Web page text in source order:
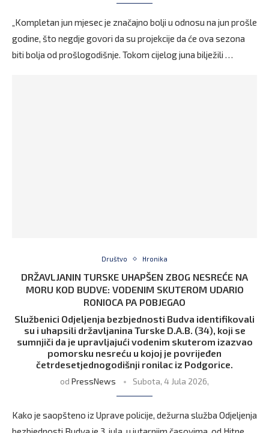
„Kompletan jun mjesec je značajno bolji u odnosu na jun prošle
godine, što negdje govori da su projekcije da će ova sezona
biti bolja od prošlogodišnje. Tokom cijelog juna bilježili …
Društvo Hronika
DRŽAVLJANIN TURSKE UHAPŠEN ZBOG NESREĆE NA
MORU KOD BUDVE: VODENIM SKUTEROM UDARIO
RONIOCA PA POBJEGAO
Službenici Odjeljenja bezbjednosti Budva identifikovali
su i uhapsili državljanina Turske D.A.B. (34), koji se
sumnjiči da je upravljajući vodenim skuterom izazvao
pomorsku nesreću u kojoj je povrijeđen
četrdesetjednogodišnji ronilac iz Podgorice.
od PressNews Subota, 4 Jula 2026,
Kako je saopšteno iz Uprave policije, dežurna služba Odjeljenja